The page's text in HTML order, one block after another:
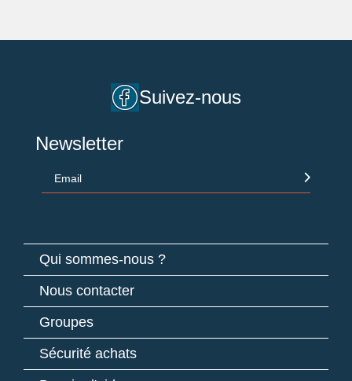
Suivez-nous
Newsletter
Email
Qui sommes-nous ?
Nous contacter
Groupes
Sécurité achats